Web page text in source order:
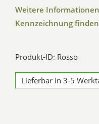
Weitere
Kennzeichnung
Produkt-ID: Rosso
Lieferbar in 3-5